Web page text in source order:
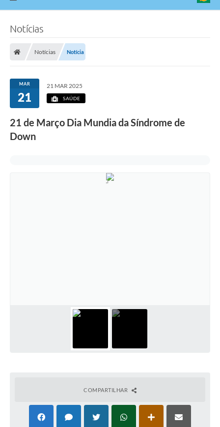
Notícias
Notícias Notícia
MAR
21
21 MAR 2025
SAÚDE
21 de Março Dia Mundia da Síndrome de
Down
COMPARTILHAR